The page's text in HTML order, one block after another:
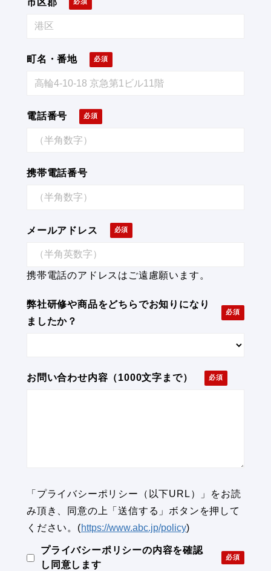
町名・番地
電話番号
携帯電話番号
メールアドレス
携帯電話のアドレスはご遠慮願います。
弊社研修や商品をどちらでお知りになり
ましたか？
お問い合わせ内容（1000文字まで）
「プライバシーポリシー（以下URL）」をお読
み頂き、同意の上「送信する」ボタンを押して
ください。 (https://www.abc.jp/policy)
プライバシーポリシーの内容を確認
し同意します